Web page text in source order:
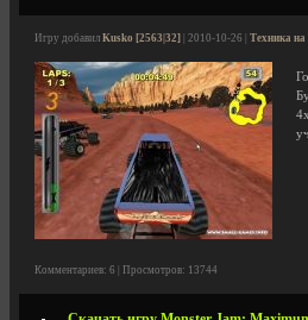
Игру добавил Kusko [2563|32] | 2010-10-26 | Техника на
Комментариев: 6 | Просмотров: 13744